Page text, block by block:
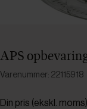
APS
Varenummer: 22115918
Din pris (ekskl. moms)